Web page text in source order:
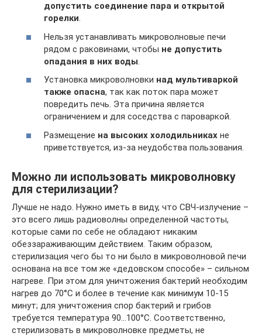
допустить соединение пара и открытой
горелки.
Нельзя устанавливать микроволновые печи
рядом с раковинами, чтобы не допустить
опадания в них воды.
Установка микроволновки над мультиваркой
также опасна, так как поток пара может
повредить печь. Эта причина является
ограничением и для соседства с пароваркой.
Размещение на высоких холодильниках не
приветствуется, из-за неудобства пользования.
Можно ли использовать микроволновку
для стерилизации?
Лучше не надо. Нужно иметь в виду, что СВЧ-излучение –
это всего лишь радиоволны определенной частоты,
которые сами по себе не обладают никаким
обеззараживающим действием. Таким образом,
стерилизация чего бы то ни было в микроволновой печи
основана на все том же «дедовском способе» – сильном
нагреве. При этом для уничтожения бактерий необходим
нагрев до 70°С и более в течение как минимум 10-15
минут; для уничтожения спор бактерий и грибов
требуется температура 90…100°С. Соответственно,
стерилизовать в микроволновке предметы, не